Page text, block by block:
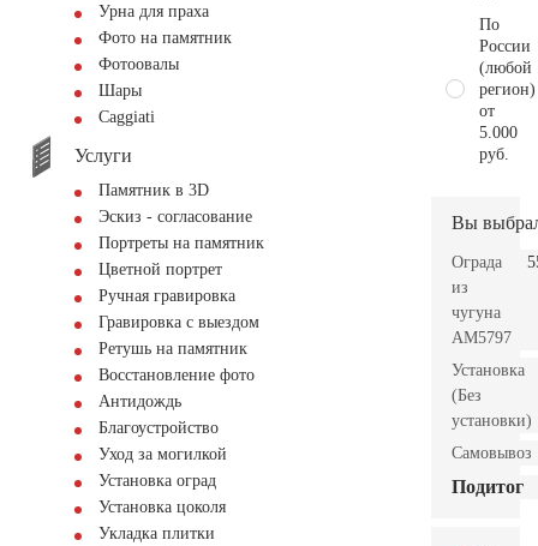
Урна для праха
Фото на памятник
Фотоовалы
Шары
Сaggiati
Услуги
Памятник в 3D
Эскиз - согласование
Портреты на памятник
Цветной портрет
Ручная гравировка
Гравировка с выездом
Ретушь на памятник
Восстановление фото
Антидождь
Благоустройство
Уход за могилкой
Установка оград
Установка цоколя
Укладка плитки
По
России
(любой
регион)
от
5.000
руб.
Вы
Ограда
из
чугуна
AM5797
Установка
(Без
установки)
Самовывоз
Подитог